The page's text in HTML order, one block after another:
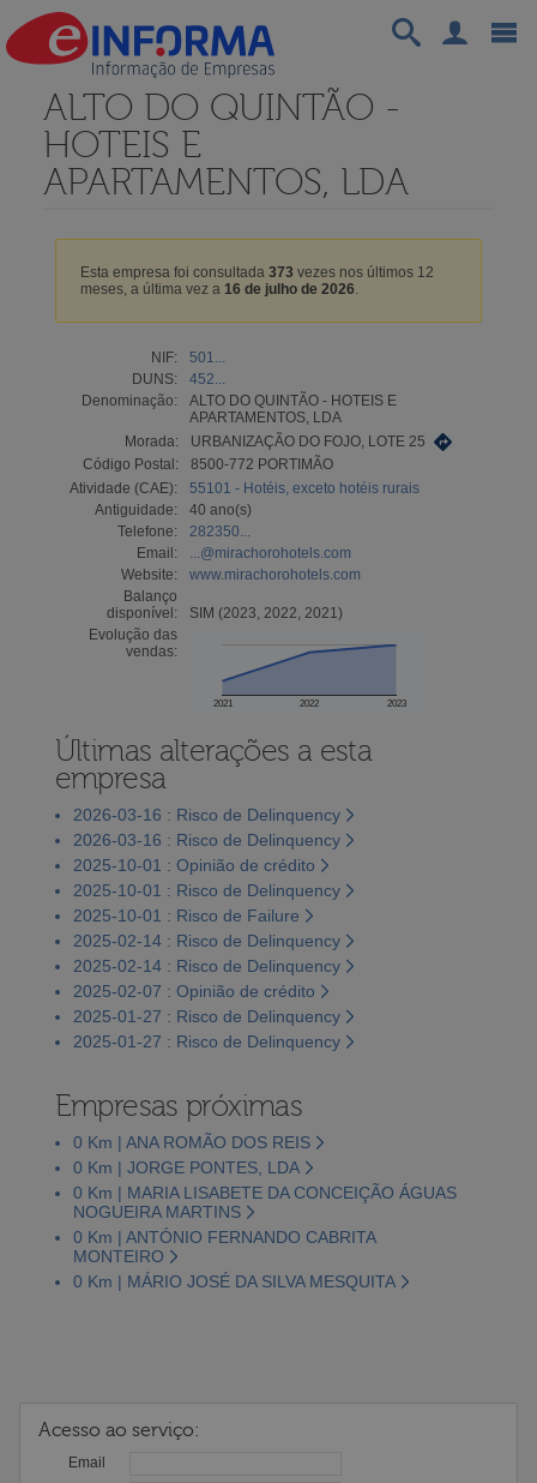
ALTO DO QUINTÃO -
HOTEIS E
APARTAMENTOS, LDA
Esta empresa foi consultada 373 vezes nos últimos 12
meses, a última vez a 16 de julho de 2026.
NIF:
501...
DUNS:
452...
Denominação:
ALTO DO QUINTÃO - HOTEIS E
APARTAMENTOS, LDA
Morada:
URBANIZAÇÃO DO FOJO, LOTE 25
Código Postal:
8500-772 PORTIMÃO
Atividade (CAE):
55101 - Hotéis, exceto hotéis rurais
Antiguidade:
40 ano(s)
Telefone:
282350...
Email:
...@mirachorohotels.com
Website:
www.mirachorohotels.com
Balanço
disponível:
SIM (2023, 2022, 2021)
Evolução das
vendas:
2021 2022 2023
Últimas alterações a esta
empresa
2026-03-16 : Risco de Delinquency
2026-03-16 : Risco de Delinquency
2025-10-01 : Opinião de crédito
2025-10-01 : Risco de Delinquency
2025-10-01 : Risco de Failure
2025-02-14 : Risco de Delinquency
2025-02-14 : Risco de Delinquency
2025-02-07 : Opinião de crédito
2025-01-27 : Risco de Delinquency
2025-01-27 : Risco de Delinquency
Empresas próximas
0 Km | ANA ROMÃO DOS REIS
0 Km | JORGE PONTES, LDA
0 Km | MARIA LISABETE DA CONCEIÇÃO ÁGUAS
NOGUEIRA MARTINS
0 Km | ANTÓNIO FERNANDO CABRITA
MONTEIRO
0 Km | MÁRIO JOSÉ DA SILVA MESQUITA
Acesso ao serviço:
Email